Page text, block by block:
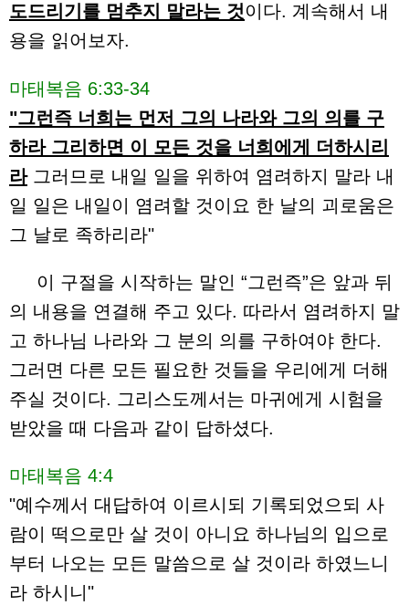
도드리기를 멈추지 말라는 것이다. 계속해서 내
용을 읽어보자.
마태복음 6:33-34
"그런즉 너희는 먼저 그의 나라와 그의 의를 구
하라 그리하면 이 모든 것을 너희에게 더하시리
라그러므로 내일 일을 위하여 염려하지 말라 내
일 일은 내일이 염려할 것이요 한 날의 괴로움은
그 날로 족하리라"
이 구절을 시작하는 말인 “그런즉”은 앞과 뒤
의 내용을 연결해 주고 있다. 따라서 염려하지 말
고 하나님 나라와 그 분의 의를 구하여야 한다.
그러면 다른 모든 필요한 것들을 우리에게 더해
주실 것이다. 그리스도께서는 마귀에게 시험을
받았을 때 다음과 같이 답하셨다.
마태복음 4:4
"예수께서 대답하여 이르시되 기록되었으되 사
람이 떡으로만 살 것이 아니요 하나님의 입으로
부터 나오는 모든 말씀으로 살 것이라 하였느니
라 하시니"